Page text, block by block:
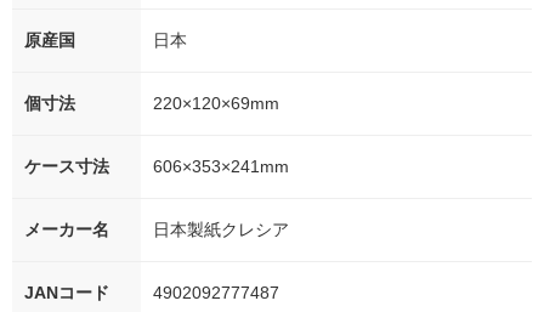
原産国 日本
個寸法 220×120×69mm
ケース寸法 606×353×241mm
メーカー名 日本製紙クレシア
JANコード 4902092777487